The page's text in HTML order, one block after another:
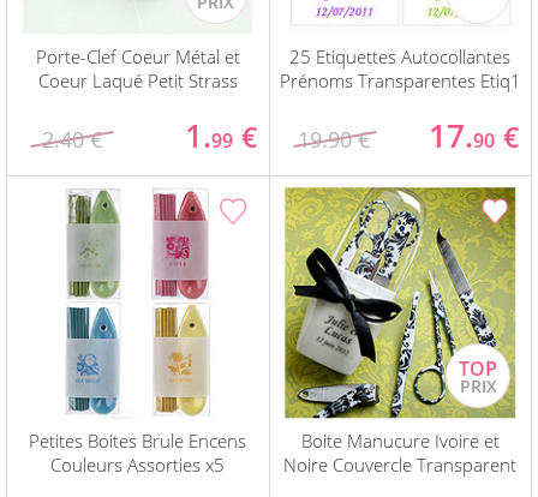
Porte-Clef Coeur Métal et
Coeur Laqué Petit Strass
2.40 € 1.99 €
25 Etiquettes Autocollantes
Prénoms Transparentes Etiq1
19.90 € 17.90 €
Petites Boites Brule Encens
Couleurs Assorties x5
Boite Manucure Ivoire et
Noire Couvercle Transparent